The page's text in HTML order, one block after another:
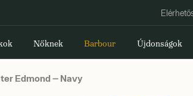
Nőknek Barbour Újdonságok
Edmond — Navy